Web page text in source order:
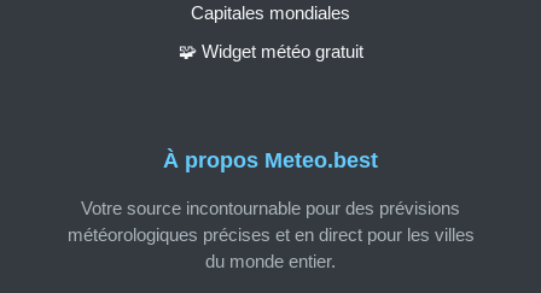
À propos Meteo.best
Votre source incontournable pour des prévisions
météorologiques précises et en direct pour les villes
du monde entier.
Capitales mondiales
🧩 Widget météo gratuit